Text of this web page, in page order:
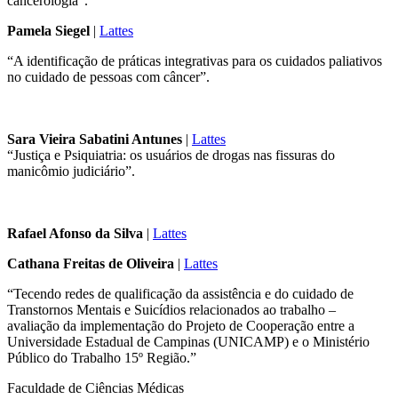
Pamela Siegel | Lattes
“A identificação de práticas integrativas para os cuidados paliativos
no cuidado de pessoas com câncer”.
Sara Vieira Sabatini Antunes | Lattes
“Justiça e Psiquiatria: os usuários de drogas nas fissuras do
manicômio judiciário”.
Rafael Afonso da Silva | Lattes
Cathana Freitas de Oliveira | Lattes
“Tecendo redes de qualificação da assistência e do cuidado de
Transtornos Mentais e Suicídios relacionados ao trabalho –
avaliação da implementação do Projeto de Cooperação entre a
Universidade Estadual de Campinas (UNICAMP) e o Ministério
Público do Trabalho 15º Região.”
Faculdade de Ciências Médicas